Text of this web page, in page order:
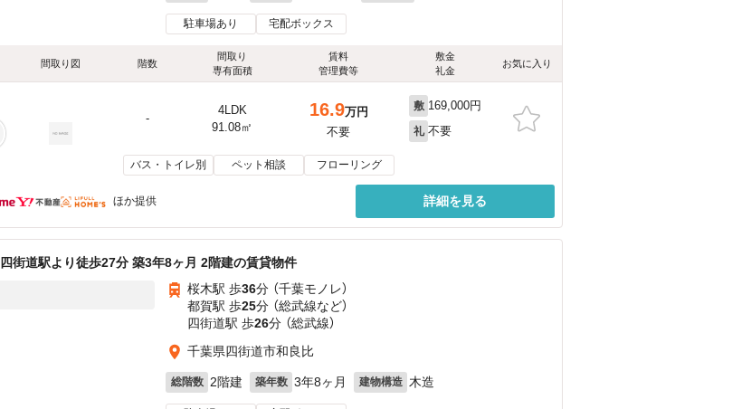
駐車場あり 宅配ボックス
間取り図 階数
間取り
専有面積
賃料
管理費等
敷金
礼金
お気に入り
-
4LDK
91.08㎡
16.9万円
不要
敷 169,000円
礼 不要
バス・トイレ別 ペット相談 フローリング
ほか提供 詳細を見る
四街道駅より徒歩27分 築3年8ヶ月 2階建の賃貸物件
桜木駅 歩36分 （千葉モノレ）
都賀駅 歩25分 （総武線など）
四街道駅 歩26分 （総武線）
千葉県四街道市和良比
総階数 2階建 築年数 3年8ヶ月 建物構造 木造